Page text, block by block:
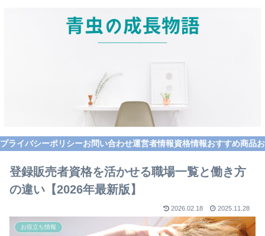
プライバシーポリシーお問い合わせ運営者情報資格情報おすすめ商品
登録販売者資格を活かせる職場一覧と働き方
の違い【2026年最新版】
2026.02.18 2025.11.28
お役立ち情報